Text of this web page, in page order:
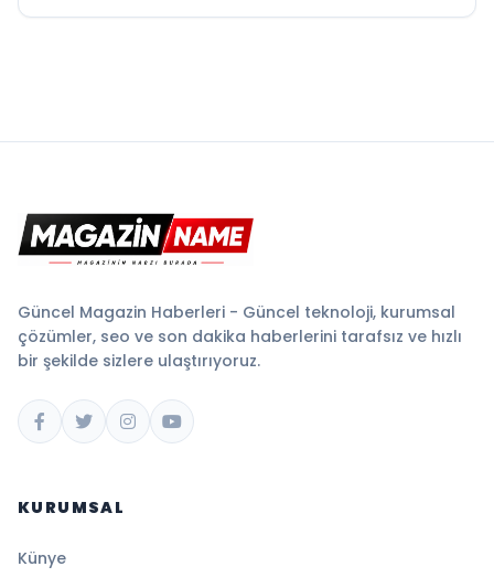
Güncel Magazin Haberleri - Güncel teknoloji, kurumsal
çözümler, seo ve son dakika haberlerini tarafsız ve hızlı
bir şekilde sizlere ulaştırıyoruz.
KURUMSAL
Künye